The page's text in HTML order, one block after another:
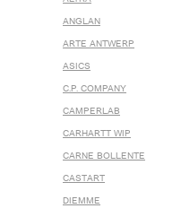
ANGLAN
ARTE ANTWERP
ASICS
C.P. COMPANY
CAMPERLAB
CARHARTT WIP
CARNE BOLLENTE
CASTART
DIEMME